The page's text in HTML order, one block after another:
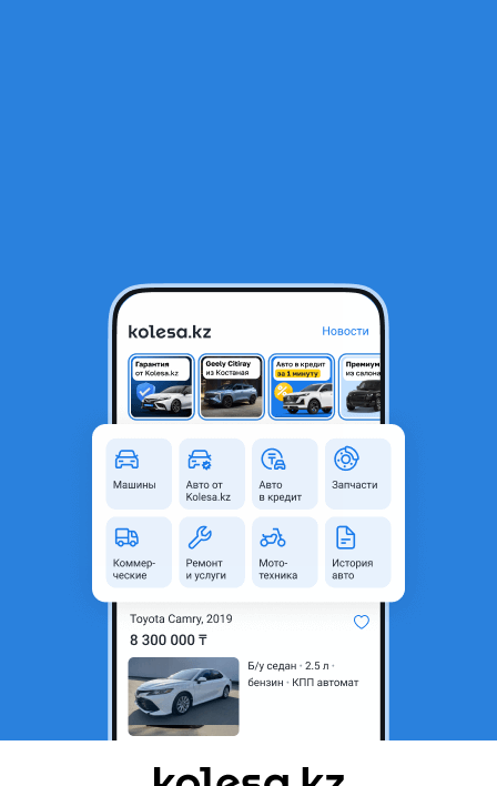
Подшипник ступицы
Алматы, Алматинская
область
Новая
Возможна рассрочка или
Да
Комментарий продавца
Широкий выбор автозапчастей в наличии и под заказ.
Бесплатная доставка по городу Алматы. Отправка в любые